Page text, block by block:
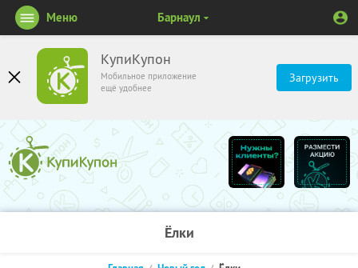
КупиКупон
Мобильное приложение
ещё удобнее
Загрузить
Меню Барнаул
Ёлки